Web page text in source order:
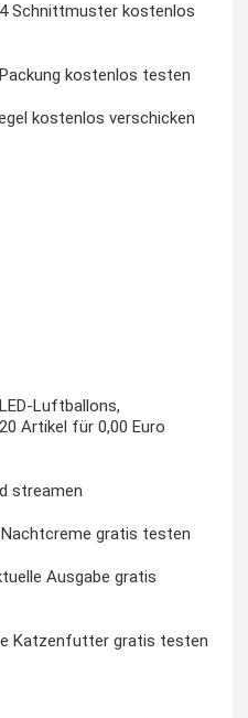
Schnittmuster kostenlos
kostenlos testen
kostenlos verschicken
Luftballons,
Artikel für 0,00 Euro
streamen
gratis testen
Ausgabe gratis
Katzenfutter gratis testen